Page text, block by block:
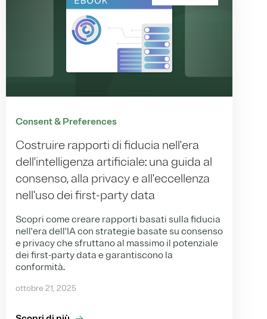
Consent & Preferences
Costruire rapporti di fiducia nell'era
dell'intelligenza artificiale: una guida al
consenso, alla privacy e all'eccellenza
nell'uso dei first-party data
Scopri come creare rapporti basati sulla fiducia
nell'era dell'IA con strategie basate su consenso
e privacy che sfruttano al massimo il potenziale
dei first-party data e garantiscono la
conformità.
ottobre 21, 2025